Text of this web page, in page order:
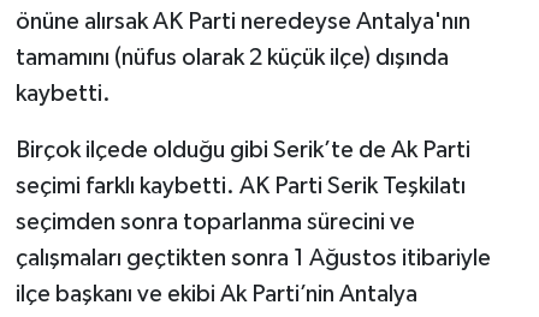
önüne alırsak AK Parti neredeyse Antalya'nın
tamamını (nüfus olarak 2 küçük ilçe) dışında
kaybetti.
Birçok ilçede olduğu gibi Serik’te de Ak Parti
seçimi farklı kaybetti. AK Parti Serik Teşkilatı
seçimden sonra toparlanma sürecini ve
çalışmaları geçtikten sonra 1 Ağustos itibariyle
ilçe başkanı ve ekibi Ak Parti’nin Antalya